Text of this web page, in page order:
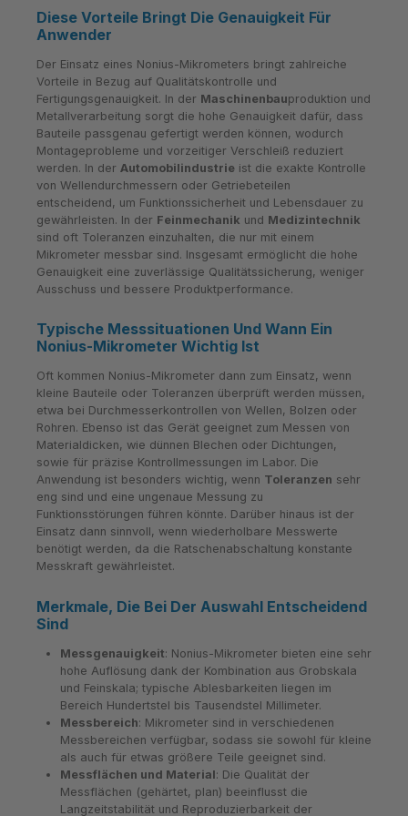
Diese Vorteile Bringt Die Genauigkeit Für
Anwender
Der Einsatz eines Nonius-Mikrometers bringt zahlreiche
Vorteile in Bezug auf Qualitätskontrolle und
Fertigungsgenauigkeit. In der Maschinenbauproduktion und
Metallverarbeitung sorgt die hohe Genauigkeit dafür, dass
Bauteile passgenau gefertigt werden können, wodurch
Montageprobleme und vorzeitiger Verschleiß reduziert
werden. In der Automobilindustrie ist die exakte Kontrolle
von Wellendurchmessern oder Getriebeteilen
entscheidend, um Funktionssicherheit und Lebensdauer zu
gewährleisten. In der Feinmechanik und Medizintechnik
sind oft Toleranzen einzuhalten, die nur mit einem
Mikrometer messbar sind. Insgesamt ermöglicht die hohe
Genauigkeit eine zuverlässige Qualitätssicherung, weniger
Ausschuss und bessere Produktperformance.
Typische Messsituationen Und Wann Ein
Nonius-Mikrometer Wichtig Ist
Oft kommen Nonius-Mikrometer dann zum Einsatz, wenn
kleine Bauteile oder Toleranzen überprüft werden müssen,
etwa bei Durchmesserkontrollen von Wellen, Bolzen oder
Rohren. Ebenso ist das Gerät geeignet zum Messen von
Materialdicken, wie dünnen Blechen oder Dichtungen,
sowie für präzise Kontrollmessungen im Labor. Die
Anwendung ist besonders wichtig, wenn Toleranzen sehr
eng sind und eine ungenaue Messung zu
Funktionsstörungen führen könnte. Darüber hinaus ist der
Einsatz dann sinnvoll, wenn wiederholbare Messwerte
benötigt werden, da die Ratschenabschaltung konstante
Messkraft gewährleistet.
Merkmale, Die Bei Der Auswahl Entscheidend
Sind
Messgenauigkeit: Nonius-Mikrometer bieten eine sehr
hohe Auflösung dank der Kombination aus Grobskala
und Feinskala; typische Ablesbarkeiten liegen im
Bereich Hundertstel bis Tausendstel Millimeter.
Messbereich: Mikrometer sind in verschiedenen
Messbereichen verfügbar, sodass sie sowohl für kleine
als auch für etwas größere Teile geeignet sind.
Messflächen und Material: Die Qualität der
Messflächen (gehärtet, plan) beeinflusst die
Langzeitstabilität und Reproduzierbarkeit der